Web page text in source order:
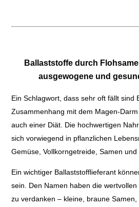
Ballaststoffe durch
ausgewogene und
Ein Schlagwort, dass sehr oft fällt sind
Zusammenhang mit dem Magen-
auch einer Diät. Die hochwertigen
sich vorwiegend in pflanzlichen
Gemüse, Vollkorngetreide, Samen
Ein wichtiger Ballaststofflieferant
sein. Den Namen haben die
zu verdanken – kleine, braune